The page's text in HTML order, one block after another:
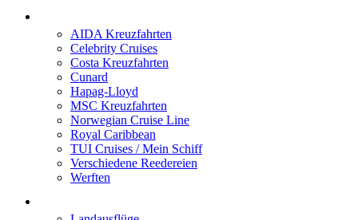
AIDA Kreuzfahrten
Celebrity Cruises
Costa Kreuzfahrten
Cunard
Hapag-Lloyd
MSC Kreuzfahrten
Norwegian Cruise Line
Royal Caribbean
TUI Cruises / Mein Schiff
Verschiedene Reedereien
Werften